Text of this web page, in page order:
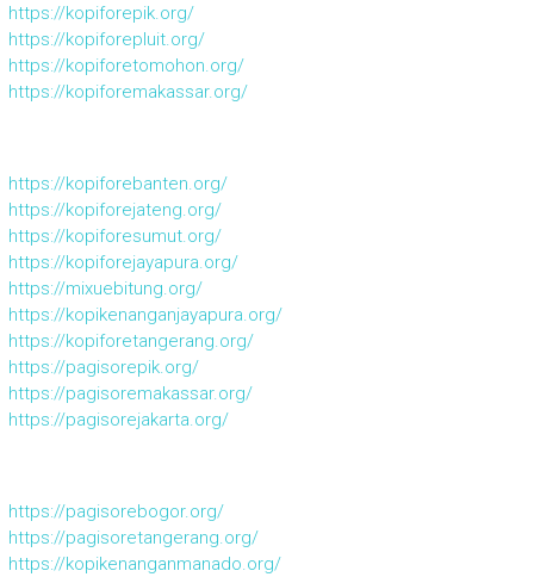
https://kopiforepik.org/
https://kopiforepluit.org/
https://kopiforetomohon.org/
https://kopiforemakassar.org/
https://kopiforebanten.org/
https://kopiforejateng.org/
https://kopiforesumut.org/
https://kopiforejayapura.org/
https://mixuebitung.org/
https://kopikenanganjayapura.org/
https://kopiforetangerang.org/
https://pagisorepik.org/
https://pagisoremakassar.org/
https://pagisorejakarta.org/
https://pagisorebogor.org/
https://pagisoretangerang.org/
https://kopikenanganmanado.org/